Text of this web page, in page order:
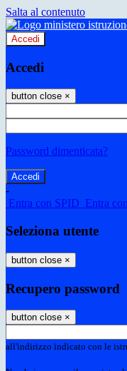
Salta al contenuto
Accedi
Accedi
button close ×
Password dimenticata?
-
Entra con SPID Entra
Seleziona utente
button close ×
Recupero password
button close ×
all'indirizzo indicato con le